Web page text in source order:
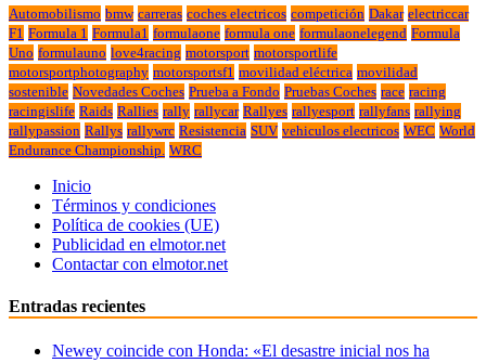
Automobilismo bmw carreras coches electricos competición Dakar electriccar
F1 Formula 1 Formula1 formulaone formula one formulaonelegend Formula
Uno formulauno love4racing motorsport motorsportlife
motorsportphotography motorsportsf1 movilidad eléctrica movilidad
sostenible Novedades Coches Prueba a Fondo Pruebas Coches race racing
racingislife Raids Rallies rally rallycar Rallyes rallyesport rallyfans rallying
rallypassion Rallys rallywrc Resistencia SUV vehiculos electricos WEC World
Endurance Championship. WRC
Inicio
Términos y condiciones
Política de cookies (UE)
Publicidad en elmotor.net
Contactar con elmotor.net
Entradas recientes
Newey coincide con Honda: «El desastre inicial nos ha